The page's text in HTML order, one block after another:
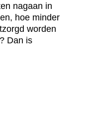
nagaan in
hoe minder
worden
Dan is